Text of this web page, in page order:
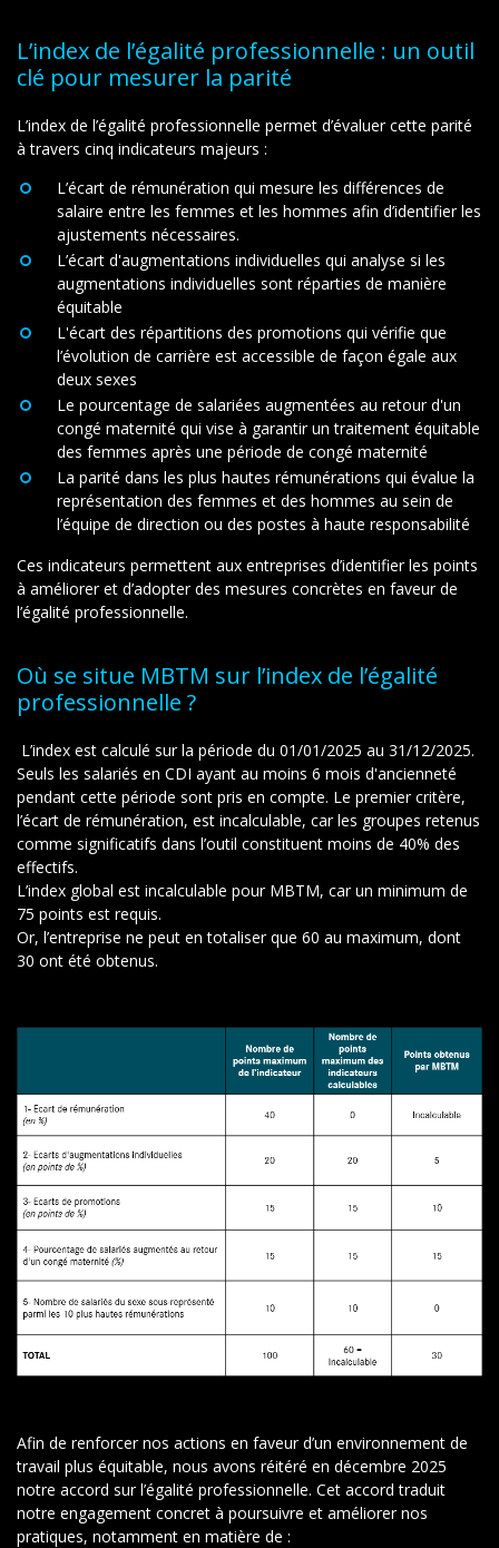
L’index de l’égalité professionnelle : un outil
clé pour mesurer la parité
L’index de l’égalité professionnelle permet d’évaluer cette parité
à travers cinq indicateurs majeurs :
L’écart de rémunération qui mesure les différences de
salaire entre les femmes et les hommes afin d’identifier les
ajustements nécessaires.
L’écart d'augmentations individuelles qui analyse si les
augmentations individuelles sont réparties de manière
équitable
L'écart des répartitions des promotions qui vérifie que
l’évolution de carrière est accessible de façon égale aux
deux sexes
Le pourcentage de salariées augmentées au retour d'un
congé maternité qui vise à garantir un traitement équitable
des femmes après une période de congé maternité
La parité dans les plus hautes rémunérations qui évalue la
représentation des femmes et des hommes au sein de
l’équipe de direction ou des postes à haute responsabilité
Ces indicateurs permettent aux entreprises d’identifier les points
à améliorer et d’adopter des mesures concrètes en faveur de
l’égalité professionnelle.
Où se situe MBTM sur l’index de l’égalité
professionnelle ?
L’index est calculé sur la période du 01/01/2025 au 31/12/2025.
Seuls les salariés en CDI ayant au moins 6 mois d'ancienneté
pendant cette période sont pris en compte. Le premier critère,
l’écart de rémunération, est incalculable, car les groupes retenus
comme significatifs dans l’outil constituent moins de 40% des
effectifs.
L’index global est incalculable pour MBTM, car un minimum de
75 points est requis.
Or, l’entreprise ne peut en totaliser que 60 au maximum, dont
30 ont été obtenus.
Afin de renforcer nos actions en faveur d’un environnement de
travail plus équitable, nous avons réitéré en décembre 2025
notre accord sur l’égalité professionnelle. Cet accord traduit
notre engagement concret à poursuivre et améliorer nos
pratiques, notamment en matière de :